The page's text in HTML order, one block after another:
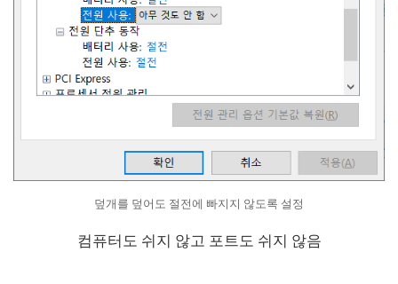
덮개를 덮어도 절전에 빠지지 않도록 설정
컴퓨터도 쉬지 않고 포트도 쉬지 않음